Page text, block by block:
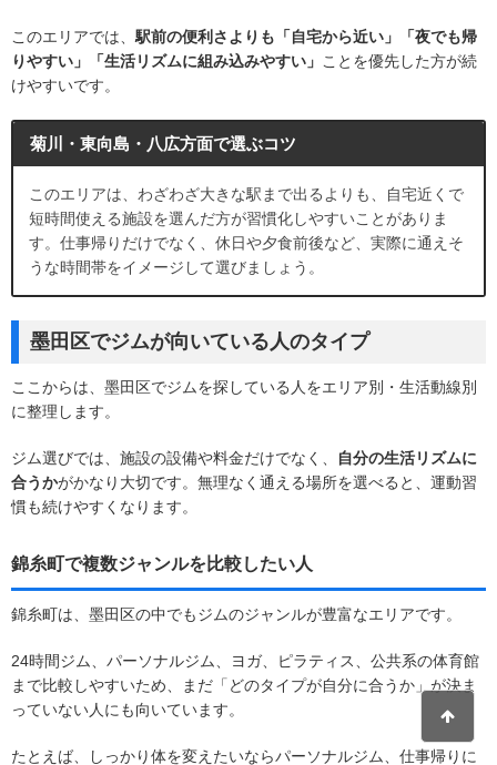
このエリアでは、 駅前の便利さよりも「自宅から近い」「夜でも帰
りやすい」「生活リズムに組み込みやすい」 ことを優先した方が続
けやすいです。
菊川・東向島・八広方面で選ぶコツ
このエリアは、わざわざ大きな駅まで出るよりも、自宅近くで
短時間使える施設を選んだ方が習慣化しやすいことがありま
す。仕事帰りだけでなく、休日や夕食前後など、実際に通えそ
うな時間帯をイメージして選びましょう。
墨田区でジムが向いている人のタイプ
ここからは、墨田区でジムを探している人をエリア別・生活動線別
に整理します。
ジム選びでは、施設の設備や料金だけでなく、
自分の生活リズムに
合うかがかなり大切です。無理なく通える場所を選べると、運動習
慣も続けやすくなります。
錦糸町で複数ジャンルを比較したい人
錦糸町は、墨田区の中でもジムのジャンルが豊富なエリアです。
24時間ジム、パーソナルジム、ヨガ、ピラティス、公共系の体育館
まで比較しやすいため、まだ「どのタイプが自分に合うか」が決ま
っていない人にも向いています。
たとえば、しっかり体を変えたいならパーソナルジム、仕事帰りに